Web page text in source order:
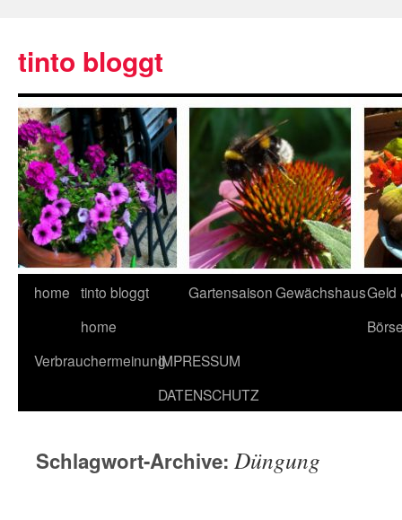
tinto bloggt
home tinto bloggt
home
GartensaisonGewächshausGeld
VerbrauchermeinungIMPRESSUM
DATENSCHUTZ
Schlagwort-Archive: Düngung